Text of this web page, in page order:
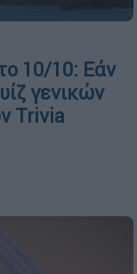
10/10: Εάν
γενικών
Trivia